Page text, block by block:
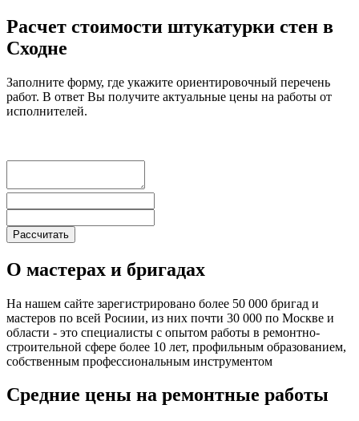
Расчет стоимости штукатурки стен в
Сходне
Заполните форму, где укажите ориентировочный перечень
работ. В ответ Вы получите актуальные цены на работы от
исполнителей.
О мастерах и бригадах
На нашем сайте зарегистрировано более 50 000 бригад и
мастеров по всей Росиии, из них почти 30 000 по Москве и
области - это специалисты с опытом работы в ремонтно-
строительной сфере более 10 лет, профильным образованием,
собственным профессиональным инструментом
Средние цены на ремонтные работы